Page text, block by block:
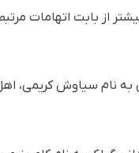
از بابت اتهامات
حکم اعدام یک زندانی بە نام